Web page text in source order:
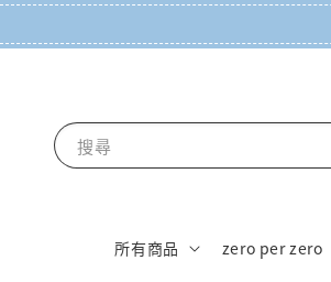
搜尋
所有商品 zero per zero